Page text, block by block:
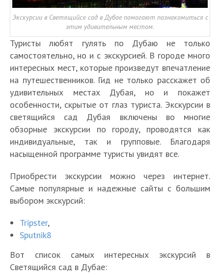
Экскурсии в Светящийся сад в Дубае помогают познакомиться с
этим удивительным местом.
Туристы любят гулять по Дубаю не только
самостоятельно, но и с экскурсией. В городе много
интересных мест, которые произведут впечатление
на путешественников. Гид не только расскажет об
удивительных местах Дубая, но и покажет
особенности, скрытые от глаз туриста. Экскурсии в
светящийся сад Дубая включены во многие
обзорные экскурсии по городу, проводятся как
индивидуальные, так и групповые. Благодаря
насыщенной программе туристы увидят все.
Приобрести экскурсии можно через интернет.
Самые популярные и надежные сайты с большим
выбором экскурсий:
Tripster,
Sputnik8
Вот список самых интересных экскурсий в
Светящийся сад в Дубае: